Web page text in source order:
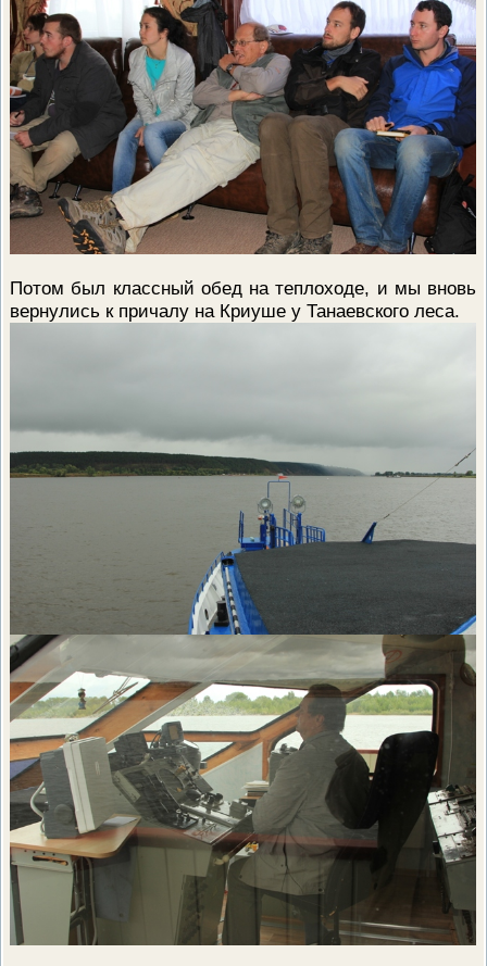
Потом был классный обед на теплоходе, и мы вновь
вернулись к причалу на Криуше у Танаевского леса.